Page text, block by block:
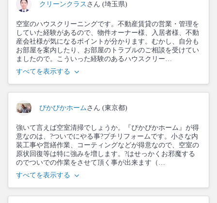
クリーンクラス さん (埼玉県)
空室のハウスクリーニングです。不動産賃貸の営業・管理を
していた経験があるので、物件オーナー様、入居者様、不動
産会社様が気になるポイントが分かります。むかし、自分も
お部屋を案内したり、お部屋のトラブルのご相談を受けてい
ましたので。こういった経験のあるハウスクリー…
すべてを表示する
ぴかぴかホーム さん (東京都)
強いて言えば空室清掃でしょうか。『ぴかぴかホーム』が得
意なのは、?ついでにやる事?プチリフォームです。小さな内
装工事や営繕作業、コーティングなどが得意なので、空室の
原状回復等は特に強みを増します。?はせっかくお邪魔する
のでついでの作業をさせて頂く事が出来ます（…
すべてを表示する